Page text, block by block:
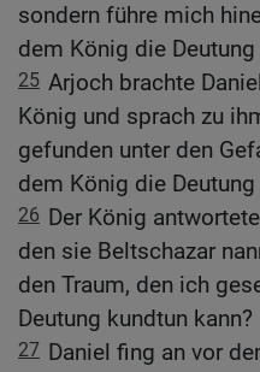
sondern führe mich
dem König die Deutung
25 Arjoch brachte
König und sprach zu
gefunden unter den
dem König die
26 Der König
den sie Beltschazar
den Traum, den ich
Deutung kundtun kann?
27 Daniel fing an vor